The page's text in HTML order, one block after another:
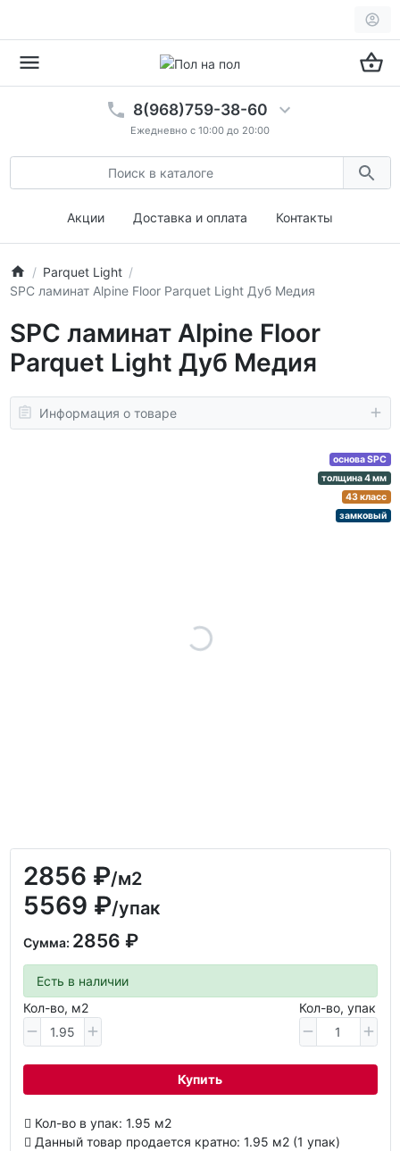
8(968)759-38-60
Ежедневно с 10:00 до 20:00
Акции Доставка и оплата Контакты
Parquet Light
SPC ламинат Alpine Floor Parquet Light Дуб Медия
SPC ламинат Alpine Floor
Parquet Light Дуб Медия
Информация о товаре
основа SPC
толщина 4 мм
43 класс
замковый
2856 ₽/м2
5569 ₽/упак
Сумма: 2856 ₽
Есть в наличии
Кол-во, м2
Кол-во, упак
Купить
Кол-во в упак: 1.95 м2
Данный товар продается кратно: 1.95 м2 (1 упак)